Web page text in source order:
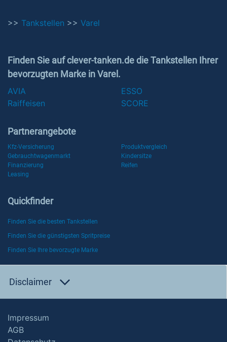
>> Tankstellen >> Varel
Finden Sie auf clever-tanken.de die Tankstellen Ihrer
bevorzugten Marke in Varel.
AVIA
ESSO
Raiffeisen
SCORE
Partnerangebote
Kfz-Versicherung
Produktvergleich
Gebrauchtwagenmarkt
Kindersitze
Finanzierung
Reifen
Leasing
Quickfinder
Finden Sie die besten Tankstellen
Finden Sie die günstigsten Spritpreise
Finden Sie Ihre bevorzugte Marke
Disclaimer
Impressum
AGB